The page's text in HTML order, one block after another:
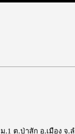
ต.ป่าสัก อ.เมือง